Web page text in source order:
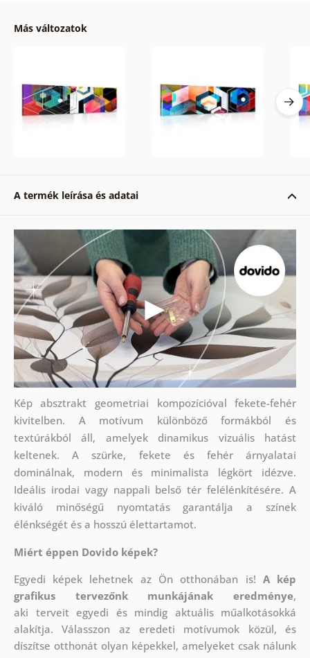
Más változatok
A termék leírása és adatai
Kép absztrakt geometriai kompozícióval fekete-fehér
kivitelben. A motívum különböző formákból és
textúrákból áll, amelyek dinamikus vizuális hatást
keltenek. A szürke, fekete és fehér árnyalatai
dominálnak, modern és minimalista légkört idézve.
Ideális irodai vagy nappali belső tér felélénkítésére. A
kiváló minőségű nyomtatás garantálja a színek
élénkségét és a hosszú élettartamot.
Miért éppen Dovido képek?
Egyedi képek lehetnek az Ön otthonában is! A kép
grafikus tervezőnk munkájának eredménye,
aki terveit egyedi és mindig aktuális műalkotásokká
alakítja. Válasszon az eredeti motívumok közül, és
díszítse otthonát olyan képekkel, amelyeket csak nálunk